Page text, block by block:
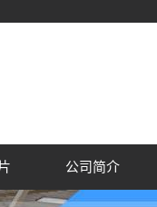
公司简介